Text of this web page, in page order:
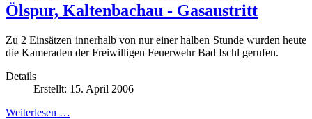
Ölspur, Kaltenbachau - Gasaustritt
Zu 2 Einsätzen innerhalb von nur einer halben Stunde wurden heute
die Kameraden der Freiwilligen Feuerwehr Bad Ischl gerufen.
Details
Erstellt: 15. April 2006
Weiterlesen …